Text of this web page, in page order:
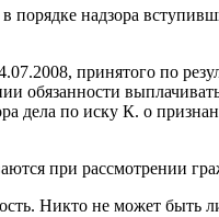
надзора
принятого по
обязанности
дела по иску К. о
при рассмотрении
Никто не может быть